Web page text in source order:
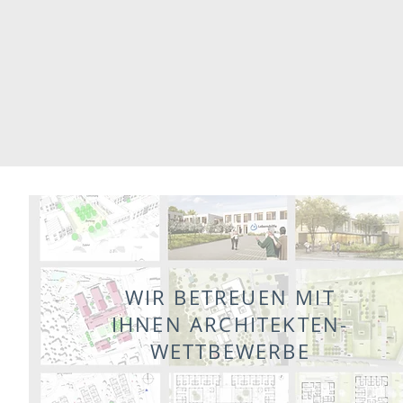
WIR BETREUEN MIT
IHNEN ARCHITEKTEN-
WETTBEWERBE